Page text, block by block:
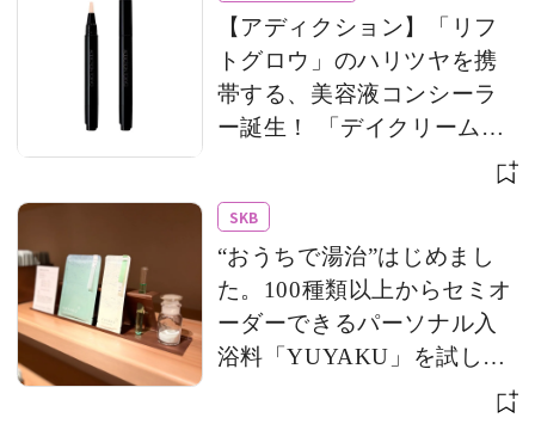
【アディクション】「リフ
トグロウ」のハリツヤを携
帯する、美容液コンシーラ
ー誕生！ 「デイクリーム」
のモバイルサイズもライン
SKB
“おうちで湯治”はじめまし
た。100種類以上からセミオ
ーダーできるパーソナル入
浴料「YUYAKU」を試して